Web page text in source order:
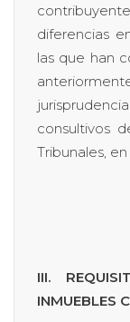
diferencias
las que han
consultivos
Tribunales,
III.
INMUEBLES